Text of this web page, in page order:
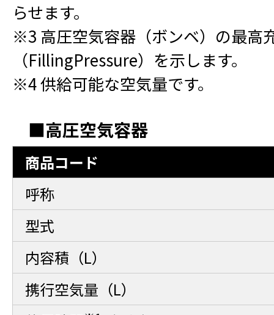
らせます。
※3 高圧空気容器（ボンベ）の最高
（FillingPressure）を示します。
※4 供給可能な空気量です。
■高圧空気容器
商品コード
呼称
型式
内容積（L）
携行空気量（L）